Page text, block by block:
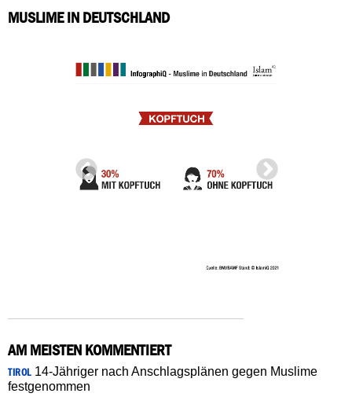
MUSLIME IN DEUTSCHLAND
AM MEISTEN KOMMENTIERT
TIROL14-Jähriger nach Anschlagsplänen gegen Muslime
festgenommen